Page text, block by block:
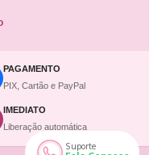
Suporte
PAGAMENTO
PIX, Cartão e PayPal
IMEDIATO
Liberação automática